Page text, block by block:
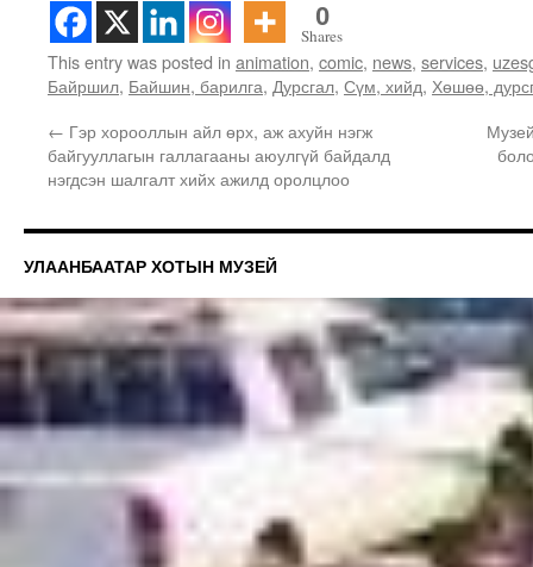
0
Shares
This entry was posted in animation, comic, news, services,
Байршил, Байшин, барилга, Дурсгал, Сүм, хийд, Хөшөө,
← Гэр хорооллын айл өрх, аж ахуйн нэгж
байгууллагын галлагааны аюулгүй байдалд
нэгдсэн шалгалт хийх ажилд оролцлоо
УЛААНБААТАР ХОТЫН МУЗЕЙ